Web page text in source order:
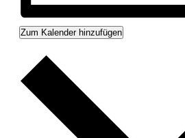
Zum Kalender hinzufügen